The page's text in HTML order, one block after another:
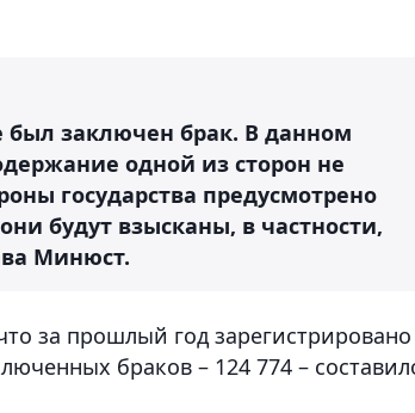
был заключен брак. В данном
одной из сторон не
государства предусмотрено
будут взысканы, в частности,
Минюст.
за прошлый год
браков – 124 774 –